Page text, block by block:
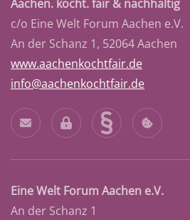
Aachen. kocht. fair & nachhaltig
c/o Eine Welt Forum Aachen e.V.
An der Schanz 1, 52064 Aachen
www.aachenkochtfair.de
info@aachenkochtfair.de
Eine Welt Forum Aachen e.V.
An der Schanz 1